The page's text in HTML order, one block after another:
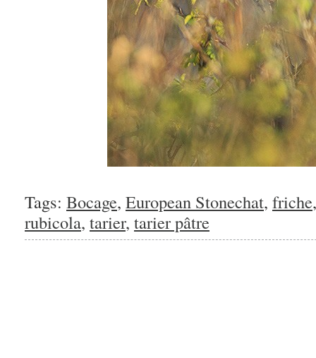
Tags: Bocage, European Stonechat, friche
rubicola, tarier, tarier pâtre